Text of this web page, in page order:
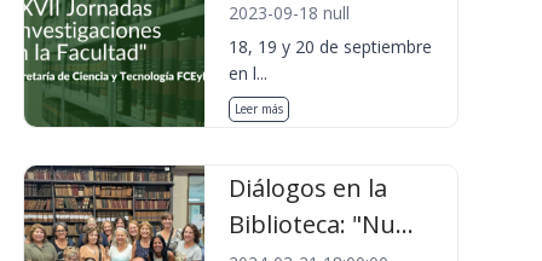
2023-09-18 null
18, 19 y 20 de septiembre
en l...
Leer más
Diálogos en la
Biblioteca: "Nu...